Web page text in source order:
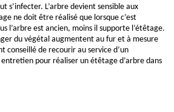
s’infecter. L’arbre devient sensible aux
ne doit être réalisé que lorsque c’est
l’arbre est ancien, moins il supporte l’étêtage.
du végétal augmentent au fur et à mesure
conseillé de recourir au service d’un
pour réaliser un étêtage d’arbre dans